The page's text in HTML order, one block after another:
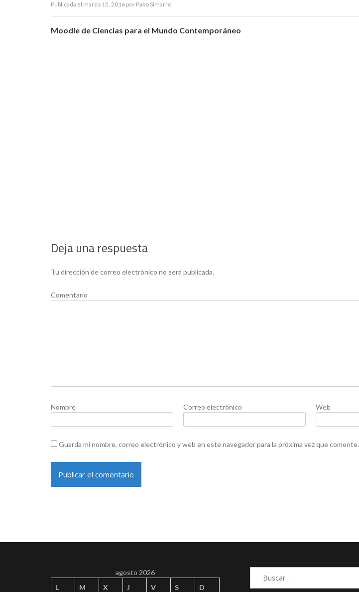
Publicada el marzo 15, 2016 por Pako Simarro
Moodle de Ciencias para el Mundo Contemporáneo
Deja una respuesta
Tu dirección de correo electrónico no será publicada.
Comentario
Nombre Correo electrónico Web
Guarda mi nombre, correo electrónico y web en este navegador para la próxima vez que comente.
agosto 2026
L
M X J V S D